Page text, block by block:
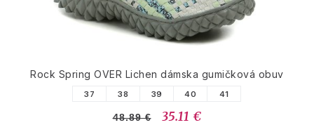
Rock Spring OVER Lichen dámska gumičková obuv
37 38 39 40 41
48.89 € 35.11 €